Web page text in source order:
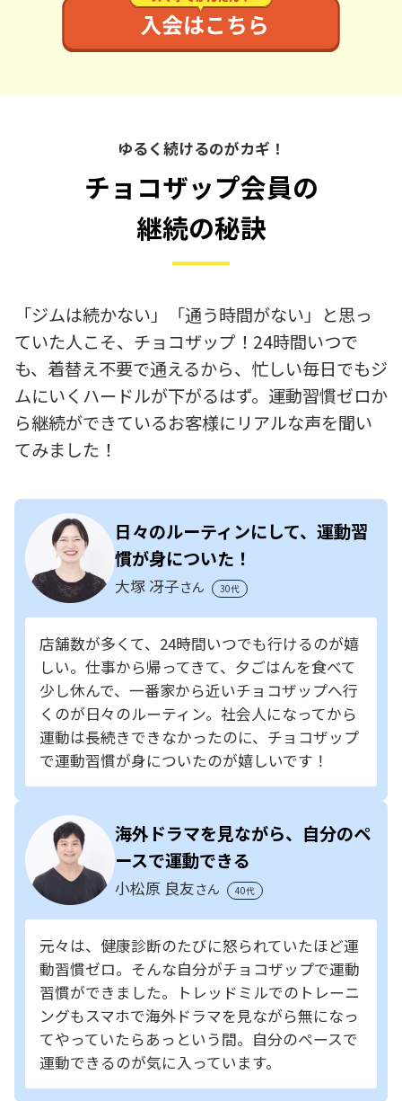
ゆるく続けるのがカギ！
チョコザップ会員の
継続の秘訣
「ジムは続かない」「通う時間がない」と思っ
ていた人こそ、チョコザップ！24時間いつで
も、着替え不要で通えるから、忙しい毎日でもジ
ムにいくハードルが下がるはず。運動習慣ゼロか
ら継続ができているお客様にリアルな声を聞い
てみました！
日々のルーティンにして、運動習
慣が身についた！
大塚 冴子さん 30代
店舗数が多くて、24時間いつでも行けるのが嬉
しい。仕事から帰ってきて、夕ごはんを食べて
少し休んで、一番家から近いチョコザップへ行
くのが日々のルーティン。社会人になってから
運動は長続きできなかったのに、チョコザップ
で運動習慣が身についたのが嬉しいです！
海外ドラマを見ながら、自分のペ
ースで運動できる
小松原 良友さん 40代
元々は、健康診断のたびに怒られていたほど運
動習慣ゼロ。そんな自分がチョコザップで運動
習慣ができました。トレッドミルでのトレーニ
ングもスマホで海外ドラマを見ながら無になっ
てやっていたらあっという間。自分のペースで
運動できるのが気に入っています。